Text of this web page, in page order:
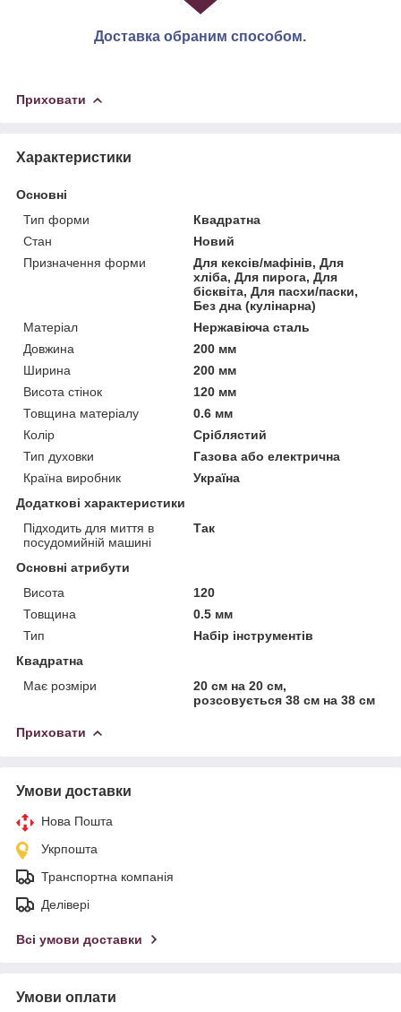
Доставка обраним способом.
Приховати
Характеристики
Основні
Тип форми
Квадратна
Стан
Новий
Призначення форми
Для кексів/мафінів, Для
хліба, Для пирога, Для
бісквіта, Для пасхи/паски,
Без дна (кулінарна)
Матеріал
Нержавіюча сталь
Довжина
200 мм
Ширина
200 мм
Висота стінок
120 мм
Товщина матеріалу
0.6 мм
Колір
Сріблястий
Тип духовки
Газова або електрична
Країна виробник
Україна
Додаткові характеристики
Підходить для миття в
посудомийній машині
Так
Основні атрибути
Висота
120
Товщина
0.5 мм
Тип
Набір інструментів
Квадратна
Має розміри
20 см на 20 см,
розсовується 38 см на 38 см
Приховати
Умови доставки
Нова Пошта
Укрпошта
Транспортна компанія
Делівері
Всі умови доставки
Умови оплати